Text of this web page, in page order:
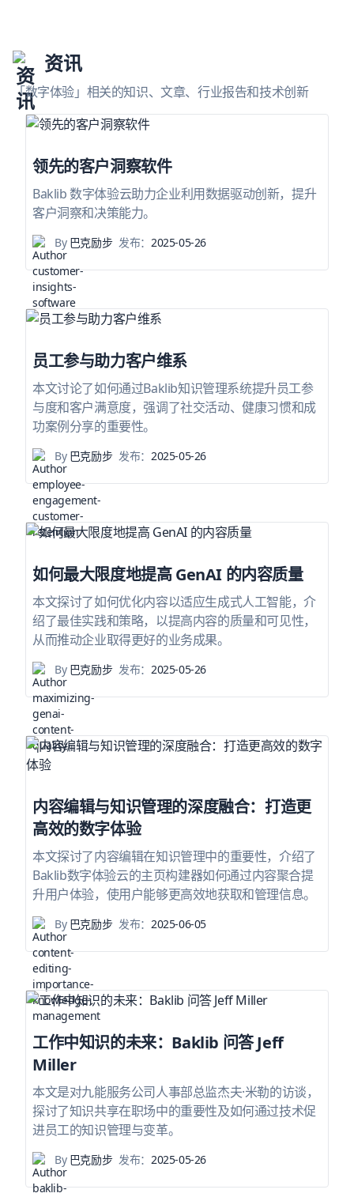
资讯
「数字体验」相关的知识、文章、行业报告和技术创新
领先的客户洞察软件
Baklib 数字体验云助力企业利用数据驱动创新，提升
客户洞察和决策能力。
By巴克励步 发布：2025-05-26
员工参与助力客户维系
本文讨论了如何通过Baklib知识管理系统提升员工参
与度和客户满意度，强调了社交活动、健康习惯和成
功案例分享的重要性。
By巴克励步 发布：2025-05-26
如何最大限度地提高 GenAI 的内容质量
本文探讨了如何优化内容以适应生成式人工智能，介
绍了最佳实践和策略，以提高内容的质量和可见性，
从而推动企业取得更好的业务成果。
By巴克励步 发布：2025-05-26
内容编辑与知识管理的深度融合：打造更
高效的数字体验
本文探讨了内容编辑在知识管理中的重要性，介绍了
Baklib数字体验云的主页构建器如何通过内容聚合提
升用户体验，使用户能够更高效地获取和管理信息。
By巴克励步 发布：2025-06-05
工作中知识的未来：Baklib 问答 Jeff
Miller
本文是对九能服务公司人事部总监杰夫·米勒的访谈，
探讨了知识共享在职场中的重要性及如何通过技术促
进员工的知识管理与变革。
By巴克励步 发布：2025-05-26